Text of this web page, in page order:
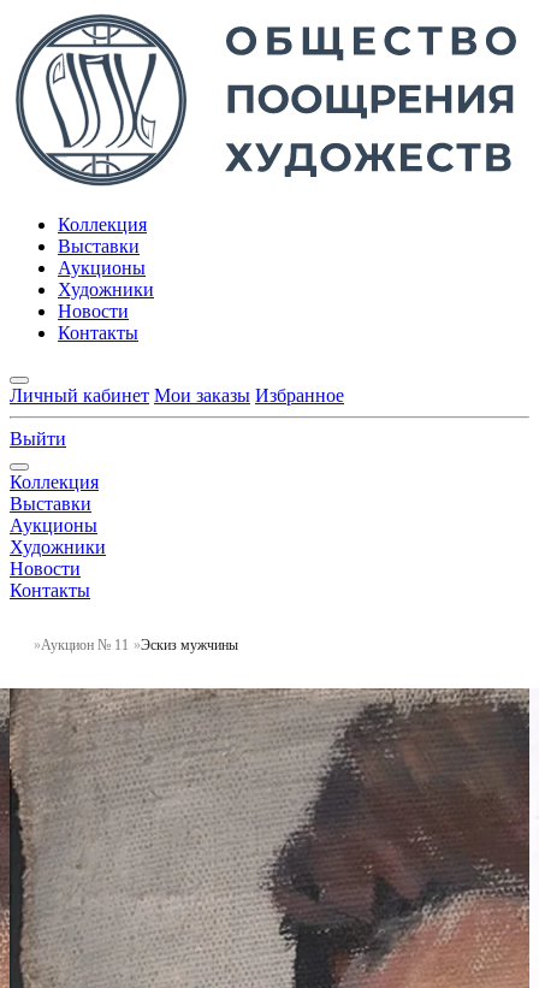
Коллекция
Выставки
Аукционы
Художники
Новости
Контакты
Личный кабинет Мои заказы Избранное
Выйти
Коллекция
Выставки
Аукционы
Художники
Новости
Контакты
Аукцион № 11 Эскиз мужчины